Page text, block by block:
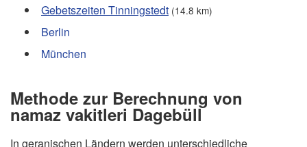
Gebetszeiten Tinningstedt (14.8 km)
Berlin
München
Methode zur Berechnung von
namaz vakitleri Dagebüll
In geranischen Ländern werden unterschiedliche